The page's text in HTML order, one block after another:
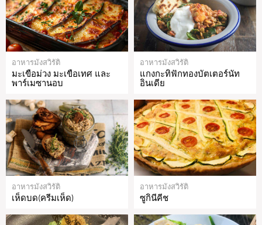
อาหารมังสวิรัติ
มะเขือม่วง มะเขือเทศ และ
พาร์เมซานอบ
อาหารมังสวิรัติ
แกงกะทิฟักทองบัตเตอร์นัท
อินเดีย
อาหารมังสวิรัติ
เห็ดบด(ครีมเห็ด)
อาหารมังสวิรัติ
ซูกินีคีช